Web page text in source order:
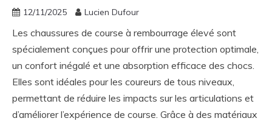
12/11/2025 Lucien Dufour
Les chaussures de course à rembourrage élevé sont
spécialement conçues pour offrir une protection optimale,
un confort inégalé et une absorption efficace des chocs.
Elles sont idéales pour les coureurs de tous niveaux,
permettant de réduire les impacts sur les articulations et
d’améliorer l’expérience de course. Grâce à des matériaux